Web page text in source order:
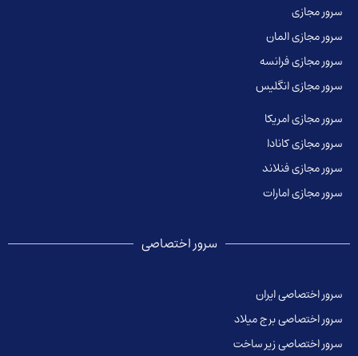
مجازی
مجازی المان
مجازی فرانسه
مجازی انگلیس
مجازی امریکا
مجازی کانادا
مجازی فنلاند
مجازی امارات
سرور اختصاصی
اختصاصی ایران
اختصاصی برج میلاد
اختصاصی زیر ساخت